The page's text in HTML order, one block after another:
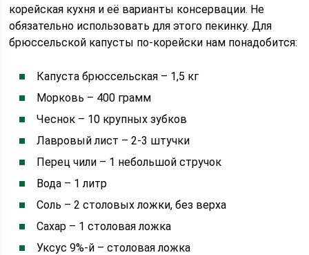
корейская кухня и её варианты консервации. Не
обязательно использовать для этого пекинку. Для
брюссельской капусты по-корейски нам понадобится:
Капуста брюссельская – 1,5 кг
Морковь – 400 грамм
Чеснок – 10 крупных зубков
Лавровый лист – 2-3 штучки
Перец чили – 1 небольшой стручок
Вода – 1 литр
Соль – 2 столовых ложки, без верха
Сахар – 1 столовая ложка
Уксус 9%-й – столовая ложка